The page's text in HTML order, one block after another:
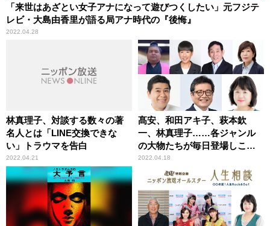
「来世はあざとい女子アナになって遊びつくしたい」元フジテ
レビ・大島由香里が語る局アナ時代の『後悔』
2022.04.28
林真理子、対談する数々の著
名人とは「LINE交換できな
い」トラウマを告白
2022.04.21
髙安、和田アキ子、萩本欽
一、林真理子……各ジャンル
の大物たちが毎日登場しここ
だけの話を披露
2022.04.18